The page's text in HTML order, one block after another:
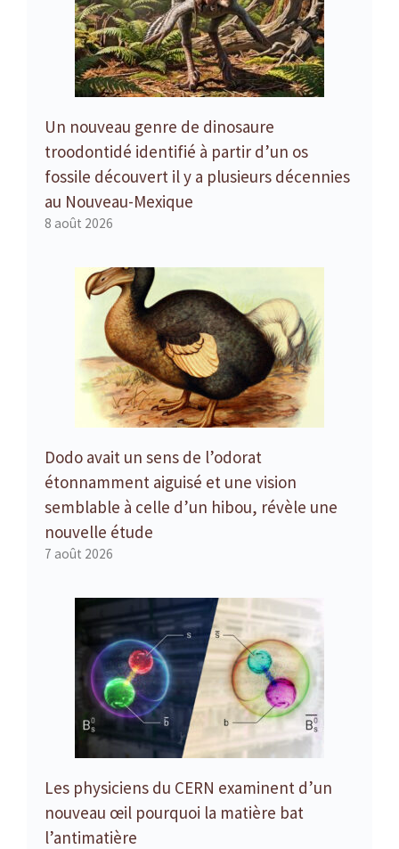
Un nouveau genre de dinosaure
troodontidé identifié à partir d’un os
fossile découvert il y a plusieurs décennies
au Nouveau-Mexique
8 août 2026
Dodo avait un sens de l’odorat
étonnamment aiguisé et une vision
semblable à celle d’un hibou, révèle une
nouvelle étude
7 août 2026
Les physiciens du CERN examinent d’un
nouveau œil pourquoi la matière bat
l’antimatière